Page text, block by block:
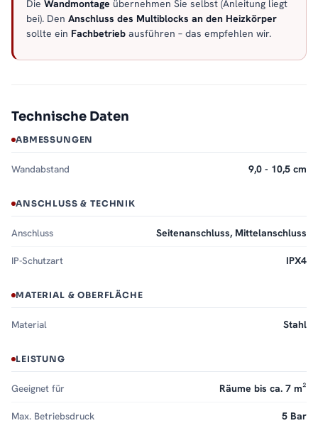
Die Wandmontage übernehmen Sie selbst (Anleitung liegt
bei). Den Anschluss des Multiblocks an den Heizkörper
sollte ein Fachbetrieb ausführen – das empfehlen wir.
Technische Daten
ABMESSUNGEN
Wandabstand 9,0 - 10,5 cm
ANSCHLUSS & TECHNIK
Anschluss Seitenanschluss, Mittelanschluss
IP-Schutzart IPX4
MATERIAL & OBERFLÄCHE
Material Stahl
LEISTUNG
Geeignet für Räume bis ca. 7 m²
Max. Betriebsdruck 5 Bar